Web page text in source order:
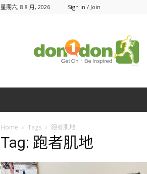
星期六, 8 8 月, 2026 Sign in / Join
Home Tags 跑者肌地
Tag: 跑者肌地